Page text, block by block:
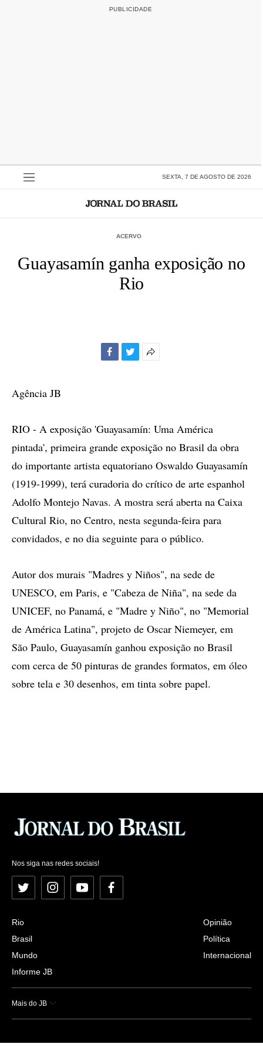
SEXTA, 7 DE AGOSTO DE 2026
ACERVO
Guayasamín ganha exposição no
Rio
Agência JB
RIO - A exposição 'Guayasamín: Uma América
pintada', primeira grande exposição no Brasil da obra
do importante artista equatoriano Oswaldo Guayasamín
(1919-1999), terá curadoria do crítico de arte espanhol
Adolfo Montejo Navas. A mostra será aberta na Caixa
Cultural Rio, no Centro, nesta segunda-feira para
convidados, e no dia seguinte para o público.
Autor dos murais "Madres y Niños", na sede de
UNESCO, em Paris, e "Cabeza de Niña", na sede da
UNICEF, no Panamá, e "Madre y Niño", no "Memorial
de América Latina", projeto de Oscar Niemeyer, em
São Paulo, Guayasamín ganhou exposição no Brasil
com cerca de 50 pinturas de grandes formatos, em óleo
sobre tela e 30 desenhos, em tinta sobre papel.
Nos siga nas redes sociais!
Twitter InstagramYouTubeFacebook
Rio
Brasil
Mundo
Informe JB
Opinião
Política
Internacional
Mais do JB
Esportes